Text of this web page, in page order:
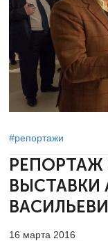
#репортажи
16 марта 2016